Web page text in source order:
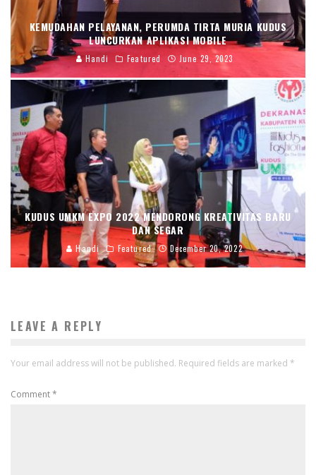
KEMUDAHAN PELAYANAN, PERUMDA TIRTA MURIA KUDUS
LUNCURKAN APLIKASI MOBILE
Handi Featured June 29, 2023
KUDUS UMKM EXPO 2022 MENDORONG KREATIVITAS BARU
DAN SEGAR
Handi Featured December 20, 2022
LEAVE A REPLY
Your email address will not be published. Required fields are marked *
Comment*